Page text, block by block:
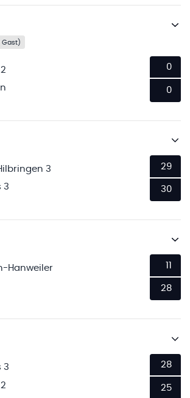
Gast)
0
0
3
3
29
30
Hanweiler
28
3
28
25